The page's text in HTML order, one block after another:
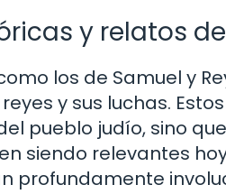
y relatos
los de Samuel y
y sus luchas.
pueblo judío, sino
siendo relevantes
profundamente